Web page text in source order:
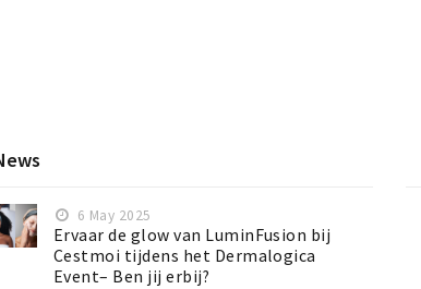
6 May 2025
Ervaar de glow van LuminFusion bij
Cestmoi tijdens het Dermalogica
Event– Ben jij erbij?